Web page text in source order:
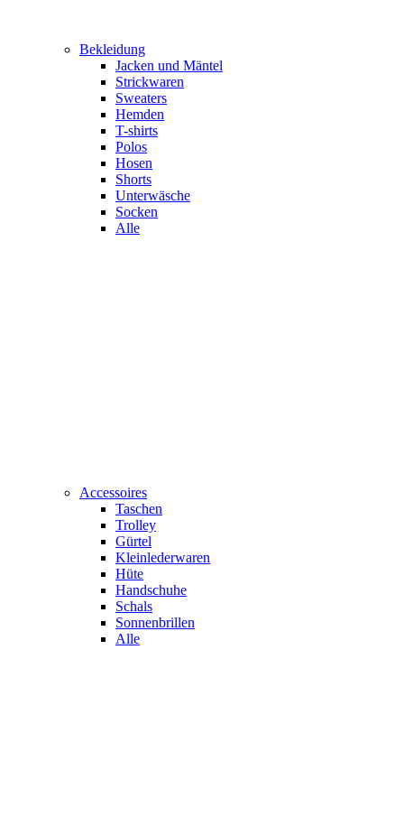
Bekleidung
Jacken und Mäntel
Strickwaren
Sweaters
Hemden
T-shirts
Polos
Hosen
Shorts
Unterwäsche
Socken
Alle
Accessoires
Taschen
Trolley
Gürtel
Kleinlederwaren
Hüte
Handschuhe
Schals
Sonnenbrillen
Alle